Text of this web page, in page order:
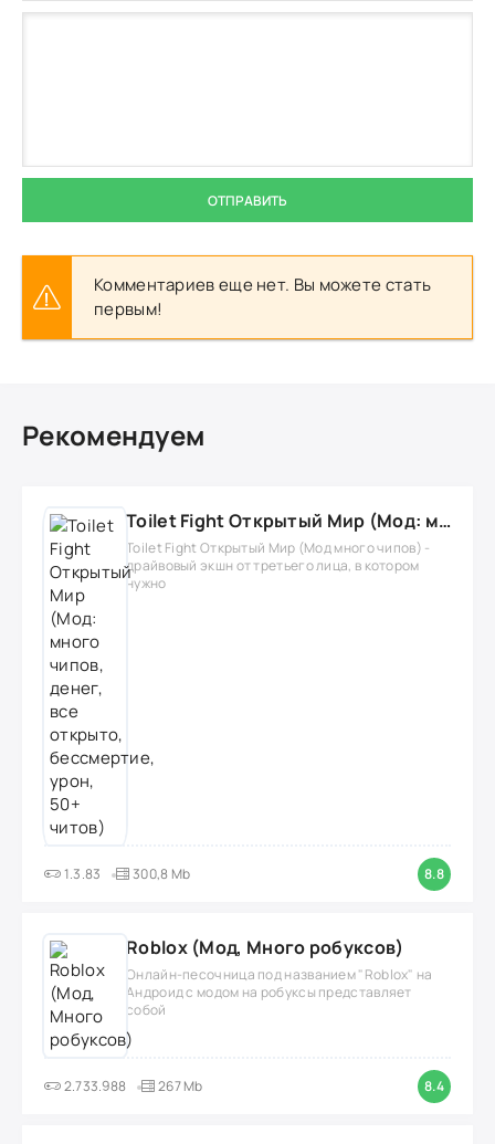
ОТПРАВИТЬ
Комментариев еще нет. Вы можете стать
первым!
Рекомендуем
Toilet Fight Открытый Мир (Мод: много чипов, денег, все открыто, бессмертие, урон, 50+ читов)
Toilet Fight Открытый Мир (Мод много чипов) -
драйвовый экшн от третьего лица, в котором
нужно
1.3.83 300,8 Mb 8.8
Roblox (Мод, Много робуксов)
Онлайн-песочница под названием "Roblox" на
Андроид с модом на робуксы представляет
собой
2.733.988 267 Mb 8.4